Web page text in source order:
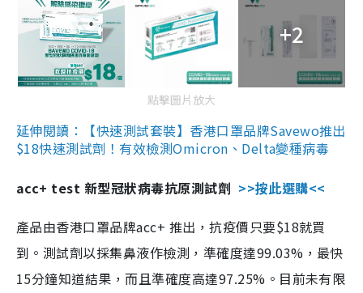
+2
點擊圖片放大
延伸閱讀：【快速測試套裝】香港口罩品牌Savewo推出
$18快速測試劑！有效檢測Omicron、Delta變種病毒
acc+ test 新型冠狀病毒抗原測試劑 >>按此選購<<
產品由香港口罩品牌acc+ 推出，抗疫價只要$18就買
到。測試劑以採集鼻液作檢測，準確度達99.03%，最快
15分鐘知道結果，而且準確度高達97.25%。目前未有限